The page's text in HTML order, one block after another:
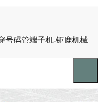
号码管端子机-钜鹿机械